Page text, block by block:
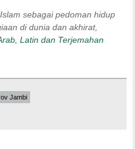
sebagai pedoman hidup
di dunia dan akhirat,
Latin dan Terjemahan
Jambi